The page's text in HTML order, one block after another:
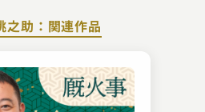
之助：関連作品